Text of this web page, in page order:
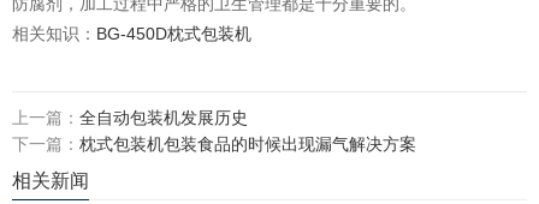
防腐剂，加工过程中严格的卫生管理都是十分重要的。
相关知识： BG-450D枕式包装机
上一篇： 全自动包装机发展历史
下一篇： 枕式包装机包装食品的时候出现漏气解决方案
相关新闻